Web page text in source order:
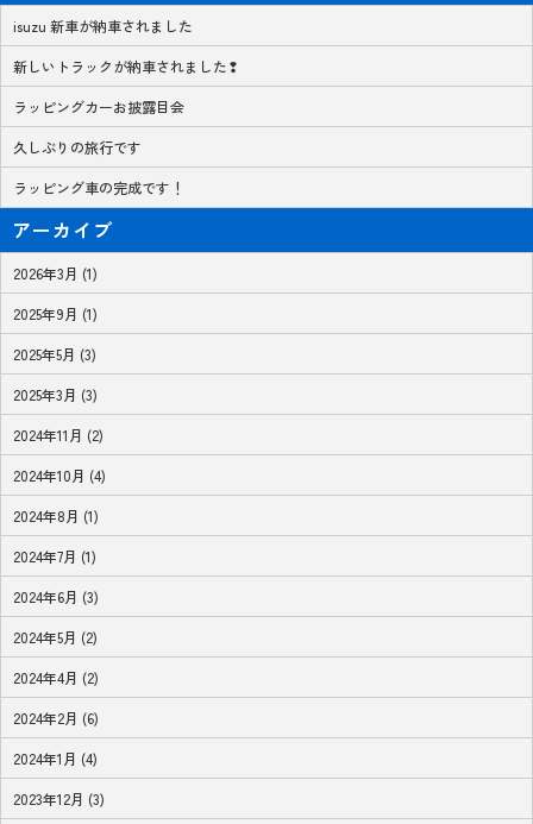
isuzu 新車が納車されました
新しいトラックが納車されました❢
ラッピングカーお披露目会
久しぶりの旅行です
ラッピング車の完成です！
アーカイブ
2026年3月 (1)
2025年9月 (1)
2025年5月 (3)
2025年3月 (3)
2024年11月 (2)
2024年10月 (4)
2024年8月 (1)
2024年7月 (1)
2024年6月 (3)
2024年5月 (2)
2024年4月 (2)
2024年2月 (6)
2024年1月 (4)
2023年12月 (3)